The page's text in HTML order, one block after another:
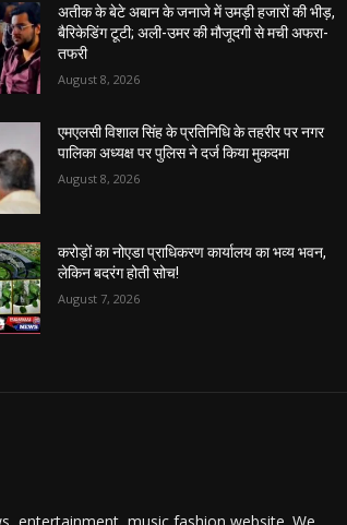
अतीक के बेटे अबान के जनाजे में उमड़ी हजारों की भीड़,
बैरिकेडिंग टूटी; अली-उमर की मौजूदगी से मची अफरा-
तफरी
August 8, 2026
एमएलसी विशाल सिंह के प्रतिनिधि के तहरीर पर नगर
पालिका अध्यक्ष पर पुलिस ने दर्ज किया मुकदमा
August 8, 2026
करोड़ों का नोएडा प्राधिकरण कार्यालय का भव्य भवन,
लेकिन बदरंग होती सोच!
August 7, 2026